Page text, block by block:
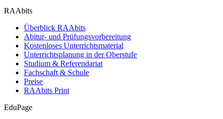
RAAbits
Überblick RAAbits
Abitur- und Prüfungsvorbereitung
Kostenloses Unterrichtsmaterial
Unterrichtsplanung in der Oberstufe
Studium & Referendariat
Fachschaft & Schule
Preise
RAAbits Print
EduPage